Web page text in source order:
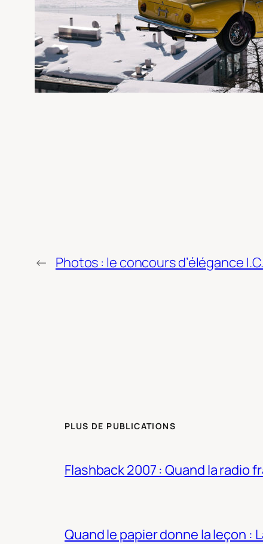
← Photos : le concours d’élégance
PLUS DE PUBLICATIONS
Flashback 2007 : Quand la radio
Quand le papier donne la leçon :